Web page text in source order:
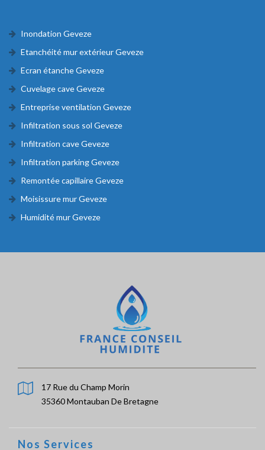
Inondation Geveze
Etanchéité mur extérieur Geveze
Ecran étanche Geveze
Cuvelage cave Geveze
Entreprise ventilation Geveze
Infiltration sous sol Geveze
Infiltration cave Geveze
Infiltration parking Geveze
Remontée capillaire Geveze
Moisissure mur Geveze
Humidité mur Geveze
17 Rue du Champ Morin
35360 Montauban De Bretagne
Nos Services